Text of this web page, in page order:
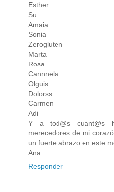
Esther
Su
Amaia
Sonia
Zerogluten
Marta
Rosa
Cannnela
Olguis
Dolorss
Carmen
Adi
Y a tod@s cuant@s
merecedores de mi
un fuerte abrazo en este
Ana
Responder